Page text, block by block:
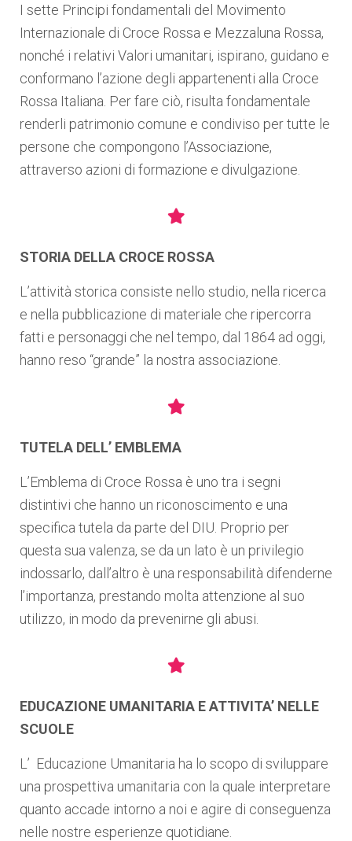
I sette Principi fondamentali del Movimento
Internazionale di Croce Rossa e Mezzaluna Rossa,
nonché i relativi Valori umanitari, ispirano, guidano e
conformano l’azione degli appartenenti alla Croce
Rossa Italiana. Per fare ciò, risulta fondamentale
renderli patrimonio comune e condiviso per tutte le
persone che compongono l’Associazione,
attraverso azioni di formazione e divulgazione.
STORIA DELLA CROCE ROSSA
L’attività storica consiste nello studio, nella ricerca
e nella pubblicazione di materiale che ripercorra
fatti e personaggi che nel tempo, dal 1864 ad oggi,
hanno reso “grande” la nostra associazione.
TUTELA DELL’ EMBLEMA
L’Emblema di Croce Rossa è uno tra i segni
distintivi che hanno un riconoscimento e una
specifica tutela da parte del DIU. Proprio per
questa sua valenza, se da un lato è un privilegio
indossarlo, dall’altro è una responsabilità difenderne
l’importanza, prestando molta attenzione al suo
utilizzo, in modo da prevenirne gli abusi.
EDUCAZIONE UMANITARIA E ATTIVITA’ NELLE
SCUOLE
L’ Educazione Umanitaria ha lo scopo di sviluppare
una prospettiva umanitaria con la quale interpretare
quanto accade intorno a noi e agire di conseguenza
nelle nostre esperienze quotidiane.